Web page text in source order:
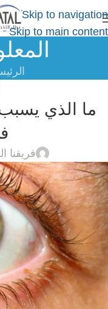
Skip to navigation
Skip to main content
ما الذي يسبب
فريقنا